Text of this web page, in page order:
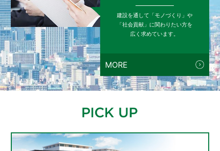
建設を通して「モノづくり」や
「社会貢献」に関わりたい方を
広く求めています。
MORE